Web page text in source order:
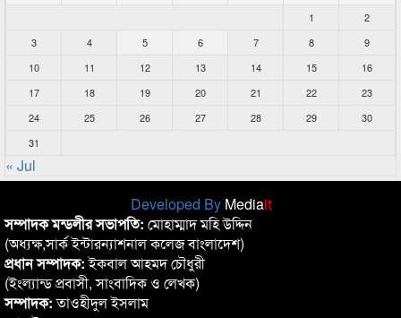
1
2
3
4 5 6 7 8
9
10
11 12 13 14 15
16
17
18 19 20 21 22
23
24
25 26 27 28 29
30
31
« Jul
Developed By Mediait
সম্পাদক মন্ডলীর সভাপতি: মোহাম্মাদ মহি উদ্দিন
(অধ্যক্ষ,সার্ক ইন্টারন্যাশনাল কলেজ বাংলাদেশ)
প্রধান সম্পাদক:ইকবাল আহমদ চৌধুরী
(ইংল্যান্ড প্রবাসী, সাংবাদিক ও লেখক)
সম্পাদক:তাওহীদুল ইসলাম